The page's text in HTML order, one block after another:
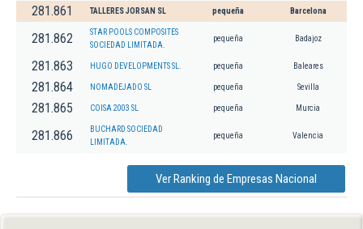
281.861 TALLERES JORSAN SL pequeña Barcelona
281.862
STAR POOLS COMPOSITES
SOCIEDAD LIMITADA.
pequeña Badajoz
281.863 HUGO DEVELOPMENTS SL. pequeña Baleares
281.864 NOMADEJADO SL pequeña Sevilla
281.865 COISA 2003 SL pequeña Murcia
281.866
BUCHARD SOCIEDAD
LIMITADA.
pequeña Valencia
Ver Ranking de Empresas Nacional